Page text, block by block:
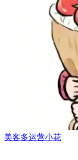
美客多运营小花